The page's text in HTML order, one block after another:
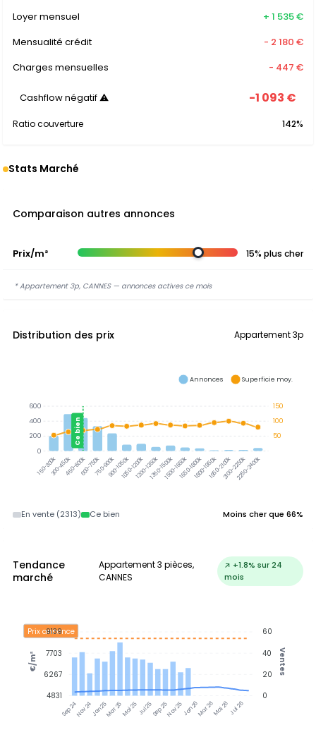
Loyer mensuel
+ 1 535 €
Mensualité crédit
- 2 180 €
Charges mensuelles
- 447 €
Cashflow négatif ⚠ -1 093 €
Ratio couverture 142%
Stats Marché
Comparaison autres annonces
Prix/m² 15% plus cher
* Appartement 3p, CANNES — annonces actives ce mois
Distribution des prix Appartement 3p
150-300k300-450k450-600k600-750k750-900k900-1050k1050-1200k1200-1350k1350-1500k1500-1650k1650-1800k1800-1950k1950-2100k2100-2250k2250-2400k
Ce bien
150
100
50
600
400
200
0
Annonces Superficie moy.
En vente (2313) Ce bien Moins cher que 66%
Tendance
marché
Appartement 3 pièces,
CANNES
↗ +1.8% sur 24
mois
Sep 24Nov 24Jan 25Mar 25Mai 25Jul 25Sep 25Nov 25Jan 26Mar 26Mai 26Jul 26
Prix annonce 60
40
20
0
Ventes
9139
7703
6267
4831
€/m²